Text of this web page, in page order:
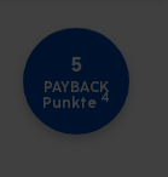
5
PAYBACK
Punkte 4